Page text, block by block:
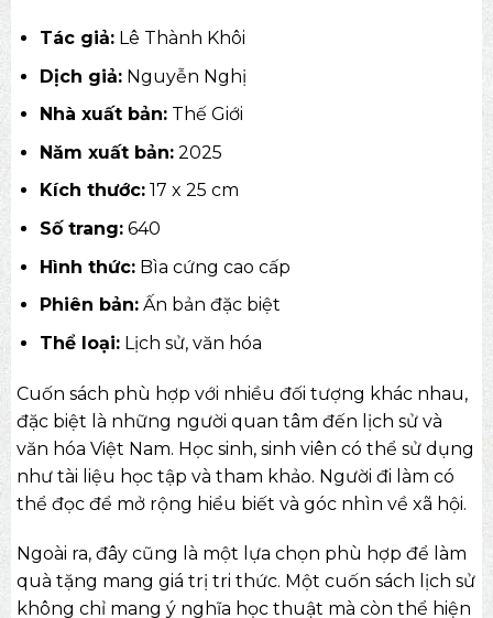
Tác giả:Lê Thành Khôi
Dịch giả:Nguyễn Nghị
Nhà xuất bản:Thế Giới
Năm xuất bản:2025
Kích thước:17 x 25 cm
Số trang:640
Hình thức:Bìa cứng cao cấp
Phiên bản:Ấn bản đặc biệt
Thể loại:Lịch sử, văn hóa
Cuốn sách phù hợp với nhiều đối tượng khác nhau,
đặc biệt là những người quan tâm đến lịch sử và
văn hóa Việt Nam. Học sinh, sinh viên có thể sử dụng
như tài liệu học tập và tham khảo. Người đi làm có
thể đọc để mở rộng hiểu biết và góc nhìn về xã hội.
Ngoài ra, đây cũng là một lựa chọn phù hợp để làm
quà tặng mang giá trị tri thức. Một cuốn sách lịch sử
không chỉ mang ý nghĩa học thuật mà còn thể hiện